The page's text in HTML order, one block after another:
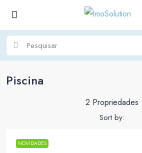
Piscina
2 Propriedades
Sort by:
NOVIDADES